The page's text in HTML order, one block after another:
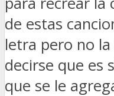
de estas
letra pero no
decirse que es
que se le